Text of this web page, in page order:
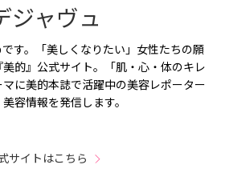
ジャヴュ
です。「美しくなりたい」女性たちの願
的』公式サイト。「肌・心・体のキレ
に美的本誌で活躍中の美容レポーター
容情報を発信します。
サイトはこちら